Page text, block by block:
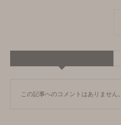
この記事へのコメントはありません。